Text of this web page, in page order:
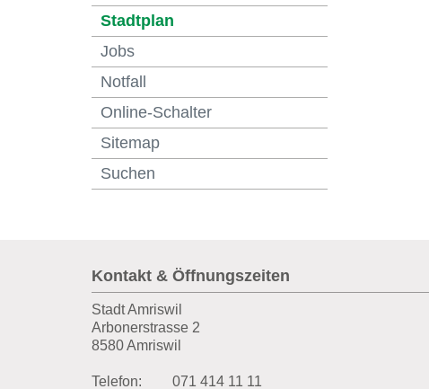
Stadtplan
Jobs
Notfall
Online-Schalter
Sitemap
Suchen
Kontakt & Öffnungszeiten
Stadt Amriswil
Arbonerstrasse 2
8580 Amriswil
Telefon: 071 414 11 11